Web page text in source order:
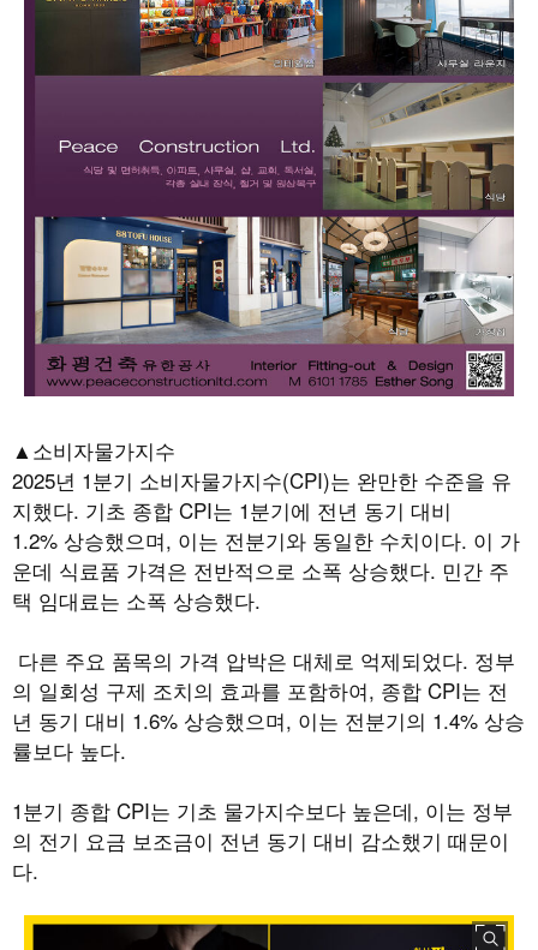
▲소비자물가지수
2025년 1분기 소비자물가지수(CPI)는 완만한 수준을 유
지했다. 기초 종합 CPI는 1분기에 전년 동기 대비
1.2% 상승했으며, 이는 전분기와 동일한 수치이다. 이 가
운데 식료품 가격은 전반적으로 소폭 상승했다. 민간 주
택 임대료는 소폭 상승했다.
다른 주요 품목의 가격 압박은 대체로 억제되었다. 정부
의 일회성 구제 조치의 효과를 포함하여, 종합 CPI는 전
년 동기 대비 1.6% 상승했으며, 이는 전분기의 1.4% 상승
률보다 높다.
1분기 종합 CPI는 기초 물가지수보다 높은데, 이는 정부
의 전기 요금 보조금이 전년 동기 대비 감소했기 때문이
다.